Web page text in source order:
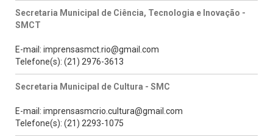
Secretaria Municipal de Ciência, Tecnologia e Inovação -
SMCT
E-mail: imprensasmct.rio@gmail.com
Telefone(s): (21) 2976-3613
Secretaria Municipal de Cultura - SMC
E-mail: imprensasmcrio.cultura@gmail.com
Telefone(s): (21) 2293-1075